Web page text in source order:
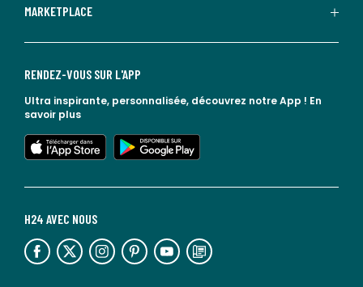
MARKETPLACE
H24 AVEC NOUS
lien vers l'espace réseaux sociaux lien vers l'espace réseaux sociaux lien vers l'espace réseaux sociaux lien vers l'espace réseaux sociaux lien vers l'espace réseaux sociaux lien vers le blog la redoute
RENDEZ-VOUS SUR L'APP
Ultra inspirante, personnalisée, découvrez notre App ! En
savoir plus
lien vers l'app store
lien vers google play